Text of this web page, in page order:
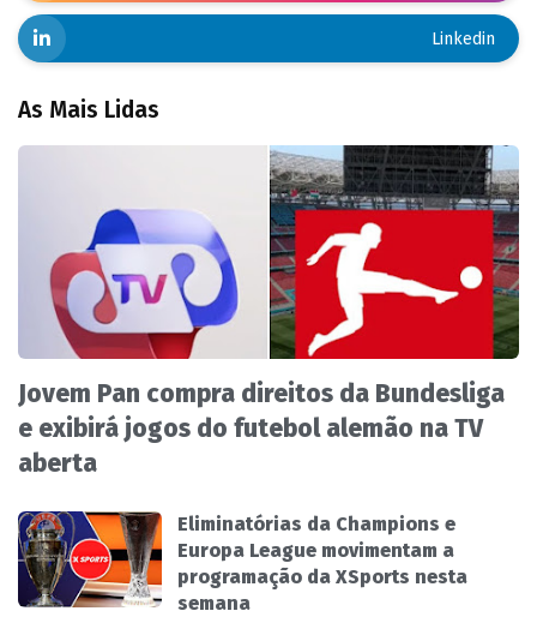
Linkedin
As Mais Lidas
Jovem Pan compra direitos da Bundesliga
e exibirá jogos do futebol alemão na TV
aberta
Eliminatórias da Champions e
Europa League movimentam a
programação da XSports nesta
semana